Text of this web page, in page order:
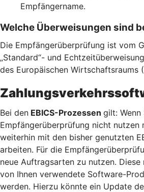
Empfängername.
Welche Überweisungen sind
Die Empfängerüberprüfung ist vom
„Standard“- und
des Europäischen Wirtschaftsraums
Bei den EBICS-Prozessen gilt: Wenn
Empfängerüberprüfung nicht nutzen
weiterhin mit den bisher genutzten
arbeiten. Für die
neue Auftragsarten zu nutzen. Diese
von Ihnen verwendete Software-
werden. Hierzu könnte ein Update